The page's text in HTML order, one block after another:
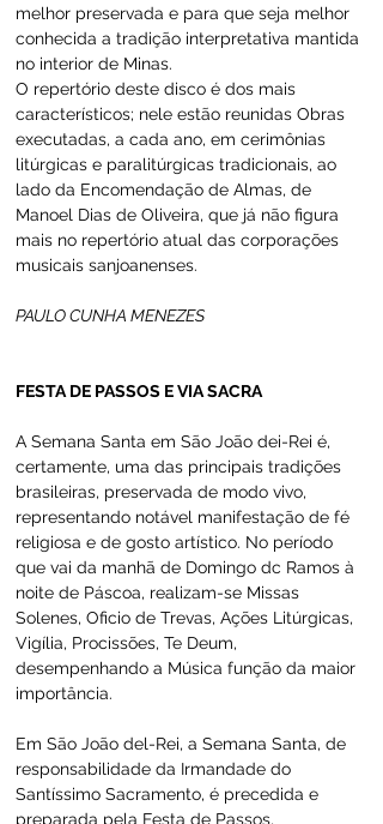
melhor preservada e para que seja melhor
conhecida a tradição interpretativa mantida
no interior de Minas.
O repertório deste disco é dos mais
característicos; nele estão reunidas Obras
executadas, a cada ano, em cerimônias
litúrgicas e paralitúrgicas tradicionais, ao
lado da Encomendação de Almas, de
Manoel Dias de Oliveira, que já não figura
mais no repertório atual das corporações
musicais sanjoanenses.
PAULO CUNHA MENEZES
FESTA DE PASSOS E VIA SACRA
A Semana Santa em São João dei-Rei é,
certamente, uma das principais tradições
brasileiras, preservada de modo vivo,
representando notável manifestação de fé
religiosa e de gosto artístico. No período
que vai da manhã de Domingo dc Ramos à
noite de Páscoa, realizam-se Missas
Solenes, Oficio de Trevas, Ações Litúrgicas,
Vigília, Procissões, Te Deum,
desempenhando a Música função da maior
importância.
Em São João del-Rei, a Semana Santa, de
responsabilidade da Irmandade do
Santíssimo Sacramento, é precedida e
preparada pela Festa de Passos,